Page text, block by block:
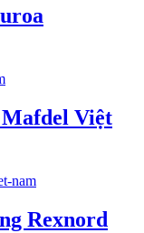
Việt
Rexnord